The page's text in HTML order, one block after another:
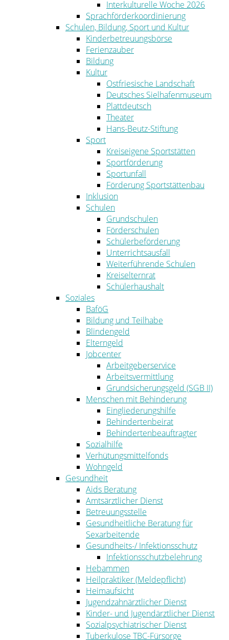
Interkulturelle Woche 2026
Sprachförderkoordinierung
Schulen, Bildung, Sport und Kultur
Kinderbetreuungsbörse
Ferienzauber
Bildung
Kultur
Ostfriesische Landschaft
Deutsches Sielhafenmuseum
Plattdeutsch
Theater
Hans-Beutz-Stiftung
Sport
Kreiseigene Sportstätten
Sportförderung
Sportunfall
Förderung Sportstättenbau
Inklusion
Schulen
Grundschulen
Förderschulen
Schülerbeförderung
Unterrichtsausfall
Weiterführende Schulen
Kreiselternrat
Schülerhaushalt
Soziales
BaföG
Bildung und Teilhabe
Blindengeld
Elterngeld
Jobcenter
Arbeitgeberservice
Arbeitsvermittlung
Grundsicherungsgeld (SGB II)
Menschen mit Behinderung
Eingliederungshilfe
Behindertenbeirat
Behindertenbeauftragter
Sozialhilfe
Verhütungsmittelfonds
Wohngeld
Gesundheit
Aids Beratung
Amtsärztlicher Dienst
Betreuungsstelle
Gesundheitliche Beratung für
Sexarbeitende
Gesundheits-/ Infektionsschutz
Infektionsschutzbelehrung
Hebammen
Heilpraktiker (Meldepflicht)
Heimaufsicht
Jugendzahnärztlicher Dienst
Kinder- und Jugendärztlicher Dienst
Sozialpsychiatrischer Dienst
Tuberkulose TBC-Fürsorge